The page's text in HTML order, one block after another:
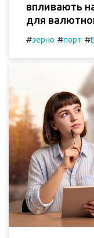
впливають
для
#зерно #порт #